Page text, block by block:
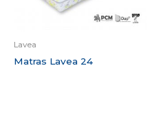
Lavea
Matras Lavea 24